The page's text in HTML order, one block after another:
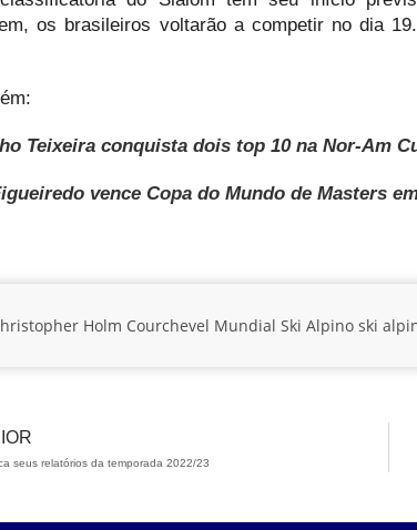
os brasileiros voltarão a competir no dia
Teixeira conquista dois top 10 na Nor-Am
vence Copa do Mundo de Masters
Holm Courchevel Mundial Ski Alpino ski
seus relatórios da temporada 2022/23